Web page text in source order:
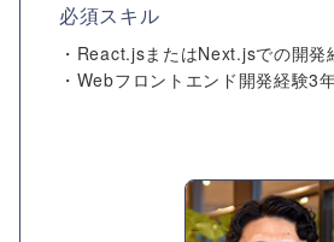
必須スキル
・React.jsまたはNext.jsでの開発
・Webフロントエンド開発経験3